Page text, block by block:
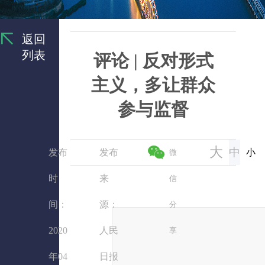
返回
列表
评论 | 反对形式
主义，多让群众
参与监督
发布
时
间：
2020
年04
发布
来
源：
人民
日报
微
信
分
享
大 中 小